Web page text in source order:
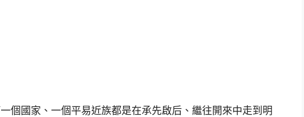
個國家、一個平易近族都是在承先啟后、繼往開來中走到明